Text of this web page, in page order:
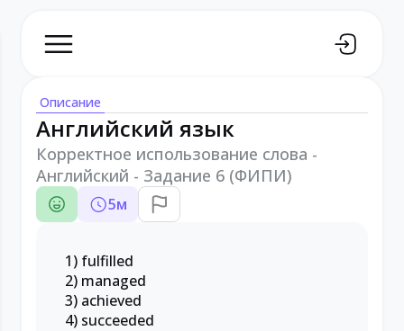
Описание
Английский язык
Корректное использование слова -
Английский - Задание 6 (ФИПИ)
5м
1) fulfilled
2) managed
3) achieved
4) succeeded